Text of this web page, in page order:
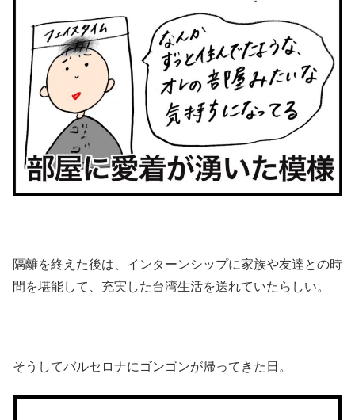
隔離を終えた後は、インターンシップに家族や友達との時
間を堪能して、充実した台湾生活を送れていたらしい。
そうしてバルセロナにゴンゴンが帰ってきた日。